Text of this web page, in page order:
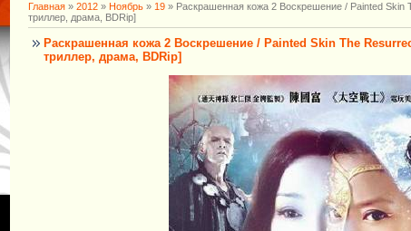
Главная » 2012 » Ноябрь » 19 » Раскрашенная кожа 2 Воскрешение / Painted Skin
триллер, драма, BDRip]
Раскрашенная кожа 2 Воскрешение / Painted Skin The
триллер, драма, BDRip]